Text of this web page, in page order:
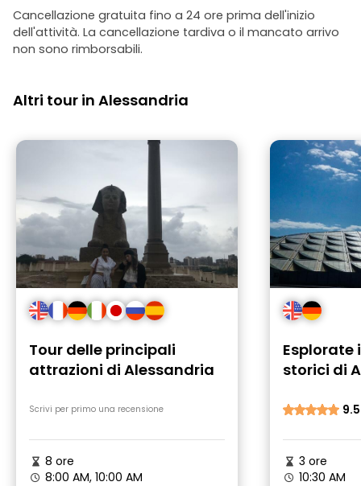
Cancellazione gratuita fino a 24 ore prima dell'inizio
dell'attività. La cancellazione tardiva o il mancato arrivo
non sono rimborsabili.
Altri tour in Alessandria
Tour delle principali
attrazioni di Alessandria
Scrivi per primo una recensione
8 ore
8:00 AM, 10:00 AM
Esplorate
storici di
9.5
3 ore
10:30 AM